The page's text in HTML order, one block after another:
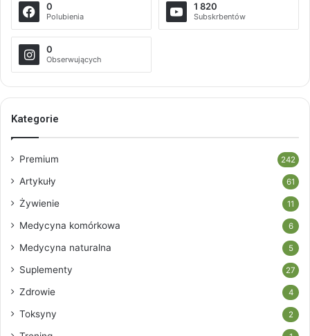
0
Polubienia
1 820
Subskrbentów
0
Obserwujących
Kategorie
Premium 242
Artykuły 61
Żywienie 11
Medycyna komórkowa 6
Medycyna naturalna 5
Suplementy 27
Zdrowie 4
Toksyny 2